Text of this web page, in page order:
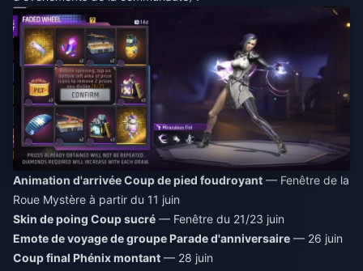
Animation d'arrivée Coup de pied foudroyant — Fenêtre de la
Roue Mystère à partir du 11 juin
Skin de poing Coup sucré — Fenêtre du 21/23 juin
Emote de voyage de groupe Parade d'anniversaire — 26 juin
Coup final Phénix montant — 28 juin